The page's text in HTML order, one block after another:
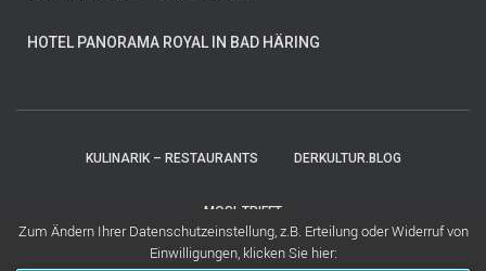
HOTEL PANORAMA ROYAL IN BAD HÄRING
KULINARIK – RESTAURANTS DERKULTUR.BLOG
MOSI-TRIFFT
Hestia | Entwickelt vonThemeIsle
Zum Ändern Ihrer Datenschutzeinstellung, z.B. Erteilung oder Widerruf von
Einwilligungen, klicken Sie hier: